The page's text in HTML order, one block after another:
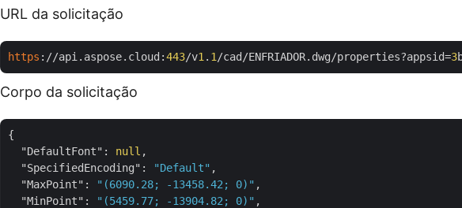
URL da solicitação
https ://api.aspose.cloud:443/v1 . 1 /cad/ENFRIADOR.dwg/properties?appsid=3
Corpo da solicitação
{
"DefaultFont" : null ,
"SpecifiedEncoding" : "Default" ,
"MaxPoint" : "(6090.28; -13458.42; 0)" ,
"MinPoint" : "(5459.77; -13904.82; 0)" ,